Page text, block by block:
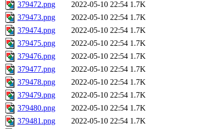
379472.png
2022-05-10 22:54 1.7K
379473.png
2022-05-10 22:54 1.7K
379474.png
2022-05-10 22:54 1.7K
379475.png
2022-05-10 22:54 1.7K
379476.png
2022-05-10 22:54 1.7K
379477.png
2022-05-10 22:54 1.7K
379478.png
2022-05-10 22:54 1.7K
379479.png
2022-05-10 22:54 1.7K
379480.png
2022-05-10 22:54 1.7K
379481.png
2022-05-10 22:54 1.7K